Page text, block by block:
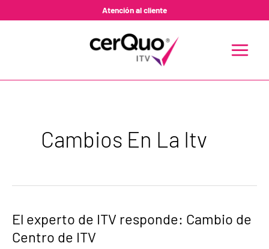
Atención al cliente
MENU
Cambios En La Itv
El experto de ITV responde: Cambio de
Centro de ITV
El
experto
de